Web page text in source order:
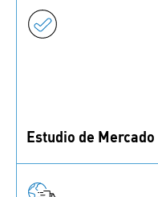
necesarios.
Estudio de Mercado